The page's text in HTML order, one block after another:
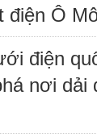
điện Ô
điện
nơi dải